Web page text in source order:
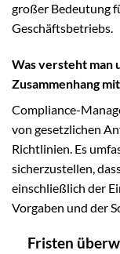
großer Bedeutung
Geschäftsbetriebs.
Was versteht man
Zusammenhang
Compliance-
von gesetzlichen
Richtlinien. Es
sicherzustellen,
einschließlich der
Vorgaben und der
Fristen